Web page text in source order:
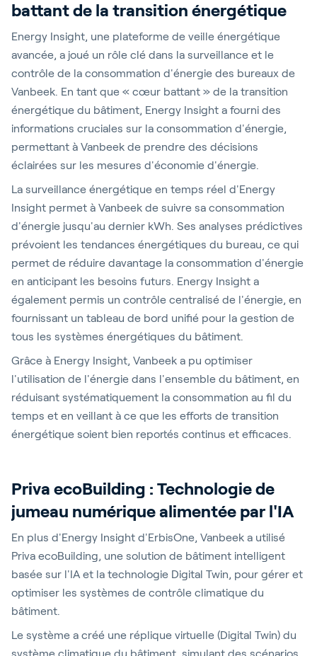
battant de la transition énergétique
Energy Insight, une plateforme de veille énergétique
avancée, a joué un rôle clé dans la surveillance et le
contrôle de la consommation d'énergie des bureaux de
Vanbeek. En tant que « cœur battant » de la transition
énergétique du bâtiment, Energy Insight a fourni des
informations cruciales sur la consommation d'énergie,
permettant à Vanbeek de prendre des décisions
éclairées sur les mesures d'économie d'énergie.
La surveillance énergétique en temps réel d'Energy
Insight permet à Vanbeek de suivre sa consommation
d'énergie jusqu'au dernier kWh. Ses analyses prédictives
prévoient les tendances énergétiques du bureau, ce qui
permet de réduire davantage la consommation d'énergie
en anticipant les besoins futurs. Energy Insight a
également permis un contrôle centralisé de l'énergie, en
fournissant un tableau de bord unifié pour la gestion de
tous les systèmes énergétiques du bâtiment.
Grâce à Energy Insight, Vanbeek a pu optimiser
l'utilisation de l'énergie dans l'ensemble du bâtiment, en
réduisant systématiquement la consommation au fil du
temps et en veillant à ce que les efforts de transition
énergétique soient bien reportés continus et efficaces.
Priva ecoBuilding : Technologie de
jumeau numérique alimentée par l'IA
En plus d'Energy Insight d'ErbisOne, Vanbeek a utilisé
Priva ecoBuilding, une solution de bâtiment intelligent
basée sur l'IA et la technologie Digital Twin, pour gérer et
optimiser les systèmes de contrôle climatique du
bâtiment.
Le système a créé une réplique virtuelle (Digital Twin) du
système climatique du bâtiment, simulant des scénarios